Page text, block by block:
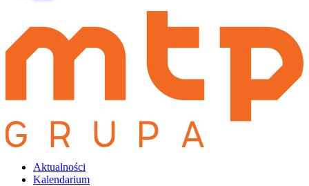
Aktualności
Kalendarium